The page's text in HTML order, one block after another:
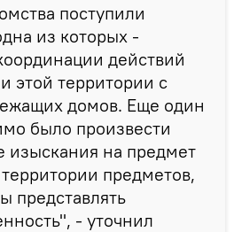
поступили
из которых -
действий
этой территории с
домов. Еще один
было произвести
изыскания на предмет
предметов,
представлять
- уточнил